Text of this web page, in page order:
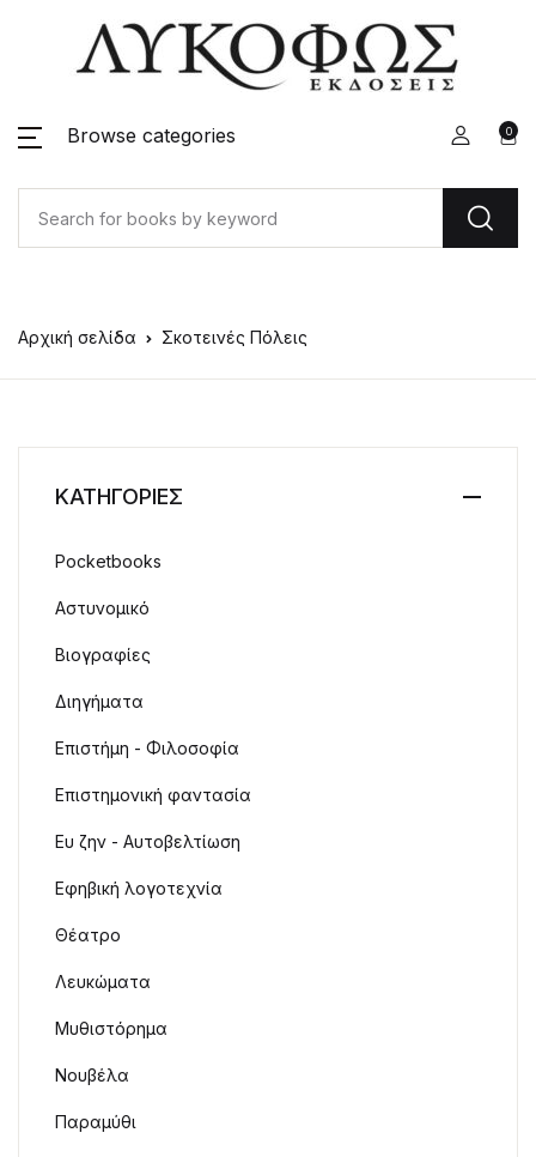
Browse categories 0
Αρχική σελίδα Σκοτεινές Πόλεις
ΚΑΤΗΓΟΡΙΕΣ
Pocketbooks
Αστυνομικό
Βιογραφίες
Διηγήματα
Επιστήμη - Φιλοσοφία
Επιστημονική φαντασία
Ευ ζην - Αυτοβελτίωση
Εφηβική λογοτεχνία
Θέατρο
Λευκώματα
Μυθιστόρημα
Νουβέλα
Παραμύθι